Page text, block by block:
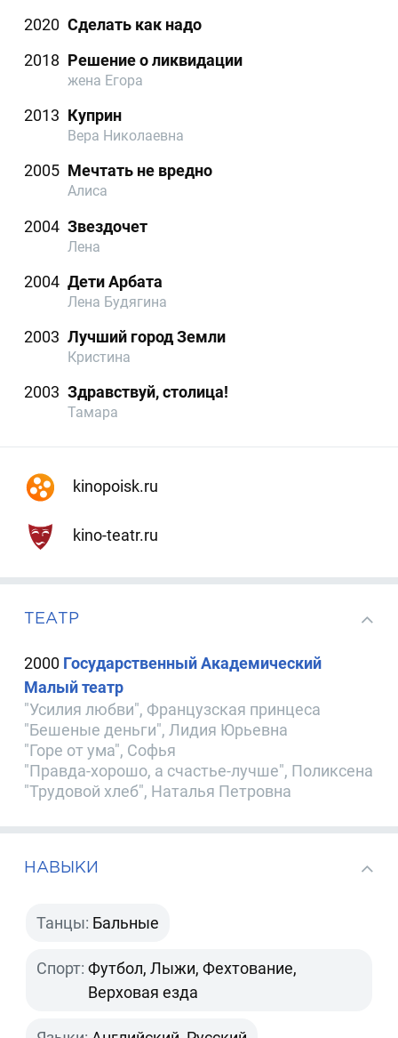
2020 Сделать как надо
2018 Решение о ликвидации
жена Егора
2013 Куприн
Вера Николаевна
2005 Мечтать не вредно
Алиса
2004 Звездочет
Лена
2004 Дети Арбата
Лена Будягина
2003 Лучший город Земли
Кристина
2003 Здравствуй, столица!
Тамара
kinopoisk.ru
kino-teatr.ru
ТЕАТР
2000 Государственный Академический
Малый театр
"Усилия любви", Французcкая принцеса
"Бешеные деньги", Лидия Юрьевна
"Горе от ума", Софья
"Правда-хорошо, а счастье-лучше", Поликсена
"Трудовой хлеб", Наталья Петровна
НАВЫКИ
Танцы: Бальные
Спорт: Футбол, Лыжи, Фехтование,
Верховая езда